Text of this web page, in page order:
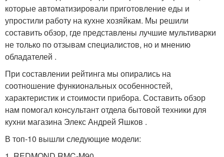
которые автоматизировали приготовление еды и
упростили работу на кухне хозяйкам. Мы решили
составить обзор, где представлены лучшие мультиварки
не только по отзывам специалистов, но и мнению
обладателей .
При составлении рейтинга мы опирались на
соотношение функиональных особенностей,
характеристик и стоимости прибора. Составить обзор
нам помогал консультант отдела бытовой техники для
кухни магазина Элекс Андрей Яшков .
В топ-10 вышли следующие модели: